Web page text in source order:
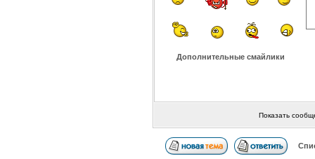
Дополнительные смайлики
Показать